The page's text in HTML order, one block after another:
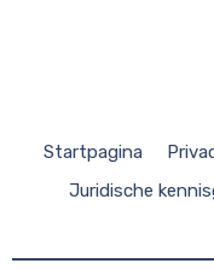
Startpagina
Juridische